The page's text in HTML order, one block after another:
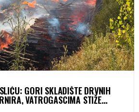
GORI SKLADIŠTE DRVNIH
VATROGASCIMA STIŽE